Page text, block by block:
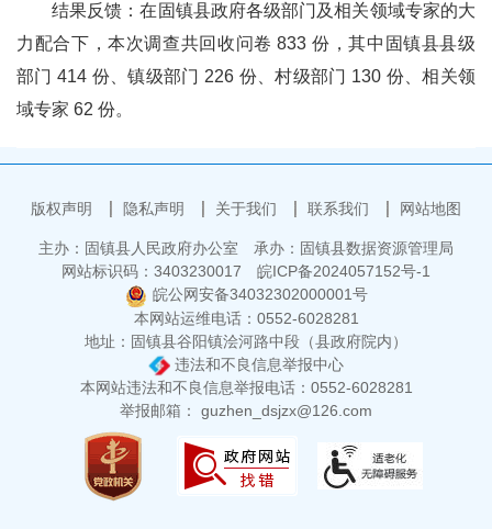
结果反馈：在固镇县政府各级部门及相关领域专家的大
力配合下，本次调查共回收问卷 833 份，其中固镇县县级
部门 414 份、镇级部门 226 份、村级部门 130 份、相关领
域专家 62 份。
版权声明 隐私声明 关于我们 联系我们 网站地图
主办：固镇县人民政府办公室
承办：固镇县数据资源管理局
网站标识码：3403230017
皖ICP备2024057152号-1
皖公网安备34032302000001号
本网站运维电话：0552-6028281
地址：固镇县谷阳镇浍河路中段（县政府院内）
违法和不良信息举报中心
本网站违法和不良信息举报电话：0552-6028281
举报邮箱： guzhen_dsjzx@126.com